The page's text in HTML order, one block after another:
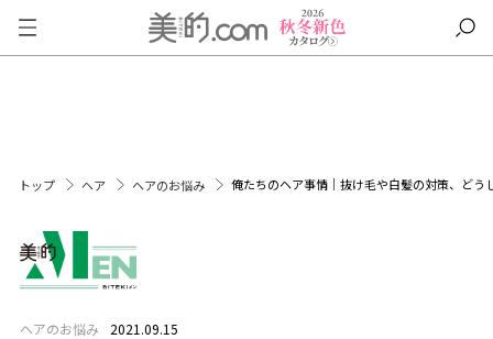
トップ ヘア ヘアのお悩み 俺たちのヘア事情｜抜け毛や白髪の対策、どう
ヘアのお悩み 2021.09.15